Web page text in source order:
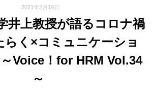
2021年2月19日
井上教授が語るコロナ禍
らく×コミュニケーショ
Voice！for HRM Vol.34
～